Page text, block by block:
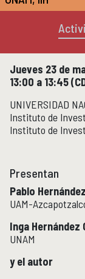
Micrositios
Investigación
Actividades
ACTIVIDADES
Actividades
Formación
FORMACIÓN
Servicio Social
Educación
EDUCACIÓN
Cursos y
Próximamente
Cursos y
Jueves 23 de
13:00 a 13:45
UNIVERSIDAD
Instituto de
Instituto de
Presentan
Pablo
UAM-
Inga Hernández
UNAM
y el autor